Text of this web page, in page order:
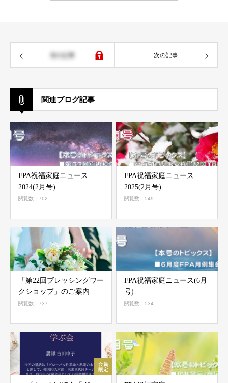
次の記事
関連ブログ記事
FPA祝福家庭ニュース
2024(2月号)
閲覧数：702
FPA祝福家庭ニュース
2025(2月号)
閲覧数：549
「第22回ブレッシングワー
クショップ」のご案内
閲覧数：737
FPA祝福家庭ニュース(6月
号)
閲覧数：534